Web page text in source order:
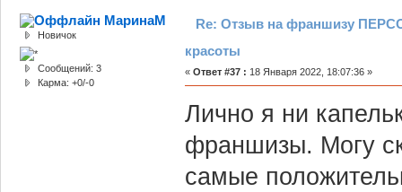
МаринаМ
Новичок
Сообщений: 3
Карма: +0/-0
Re: Отзыв на франшизу
красоты
« Ответ #37 : 18 Января 2022, 18:07:36 »
Лично я ни
франшизы. Могу
самые